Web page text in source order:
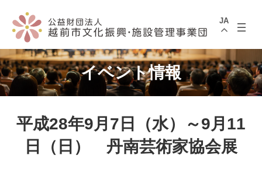
へ
ス
キ
ッ
プ
ョ
ン
に
移
動
JA
イベント情報
平成28年9月7日（水）～9月11
日（日） 丹南芸術家協会展